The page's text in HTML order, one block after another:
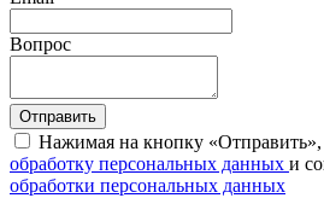
Вопрос
Нажимая на кнопку «Отправить»,
обработку персональных данных и
обработки персональных данных